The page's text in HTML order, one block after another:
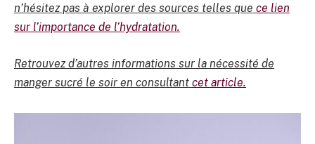
n’hésitez pas à explorer des sources telles que ce lien
sur l’importance de l’hydratation.
Retrouvez d’autres informations sur la nécessité de
manger sucré le soir en consultant cet article.